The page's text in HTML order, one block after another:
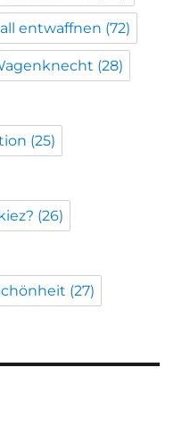
entwaffnen (72)
(28)
(25)
(26)
(27)